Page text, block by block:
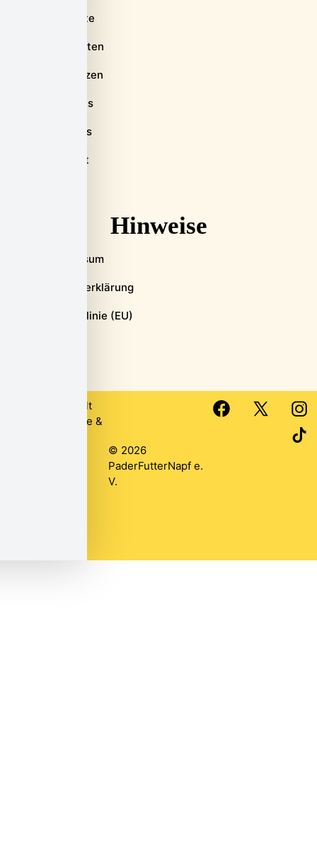
Startseite
Hilfe erhalten
Unterstützen
Aktuelles
Über uns
Kontakt
Hinweise
Impressum
Datenschutzerklärung
Cookie-Richtlinie (EU)
Webseite erstellt
Ronja Deppe &
© 2026
PaderFutterNapf e.
V.